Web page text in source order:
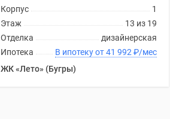
1
Корпус
13 из 19
Этаж
дизайнерская
Отделка
В ипотеку от 41 992 ₽/мес
Ипотека
ЖК «Лето» (Бугры)